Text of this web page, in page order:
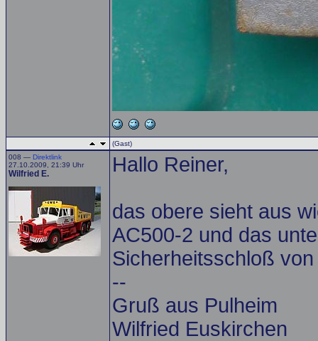
(Gast)
008 — Direktlink
27.10.2009, 21:39 Uhr
Wilfried E. Hallo Reiner,
das obere sieht aus
AC500-2 und das
Sicherheitsschloß
--
Gruß aus Pulheim
Wilfried Euskirchen